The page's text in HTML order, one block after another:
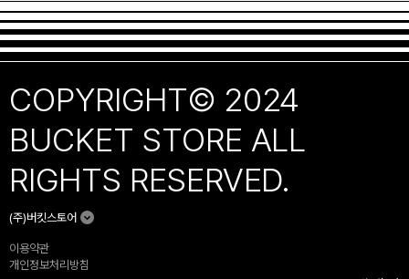
COPYRIGHT© 2024
BUCKET STORE ALL
RIGHTS RESERVED.
(주)버킷스토어
이용약관
개인정보처리방침